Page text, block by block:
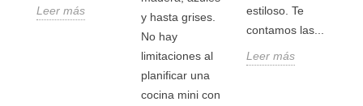
Leer más
y hasta grises.
No hay
limitaciones al
planificar una
cocina mini con
estiloso. Te
contamos las...
Leer más